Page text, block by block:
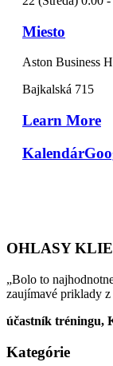
Miesto
Aston Business
Bajkalská 715
Learn More
Kalendár
OHLASY
„Bolo to
zaujímavé priklady z
účastník tréningu,
Kategórie